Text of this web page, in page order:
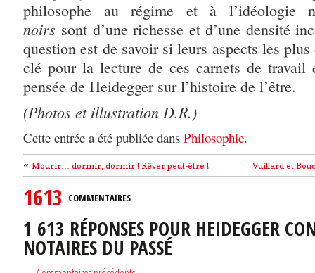
philosophe au régime et à l’idéologie
noirs sont d’une richesse et d’une densité
question est de savoir si leurs aspects les
clé pour la lecture de ces carnets de
pensée de Heidegger sur l’histoire de l’être.
(Photos et illustration D.R.)
Cette entrée a été publiée dans Philosophie.
Vuillard et
« Mourir… dormir, dormir ! Rêver peut-être !
1613 COMMENTAIRES
1 613 RÉPONSES POUR HEIDEGGER
NOTAIRES DU PASSÉ